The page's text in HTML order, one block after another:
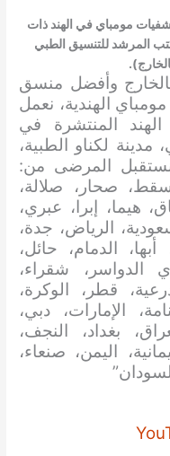
مومباي في الهند ذات
المرشد للتنسيق الطبي
وأفضل منسق
الهندية، نعمل
المنتشرة في
مدينة لكناو الطبية،
المرضى من:
صحار، صلالة،
هيما، إبرا، عبري،
الرياض، جدة،
الدمام، حائل،
الدواسر، شقراء،
قطر، الوكرة،
الإمارات، دبي،
بغداد، النجف،
اليمن، صنعاء،